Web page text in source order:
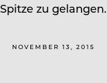
Spitze zu gelangen.
NOVEMBER 13, 2015